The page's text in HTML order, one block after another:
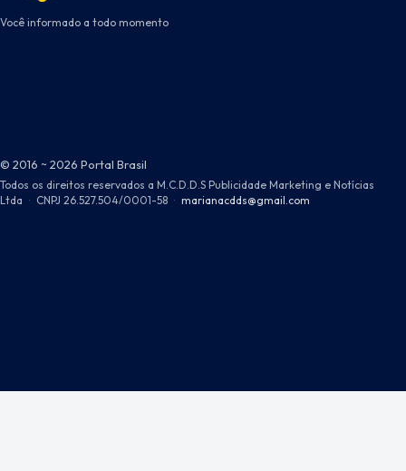
Você informado a todo momento
© 2016 ~ 2026 Portal Brasil
Todos os direitos reservados a M.C.D.D.S Publicidade Marketing e Notícias
Ltda · CNPJ 26.527.504/0001-58 · marianacdds@gmail.com